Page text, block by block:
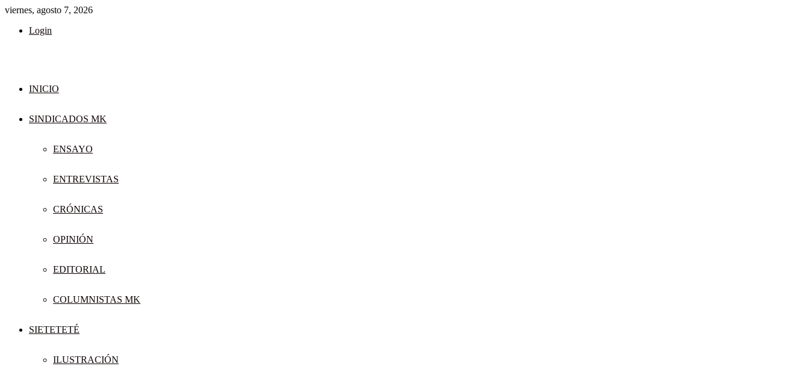
viernes, agosto 7, 2026
Login
INICIO
SINDICADOS MK
ENSAYO
ENTREVISTAS
CRÓNICAS
OPINIÓN
EDITORIAL
COLUMNISTAS MK
SIETETETÉ
ILUSTRACIÓN